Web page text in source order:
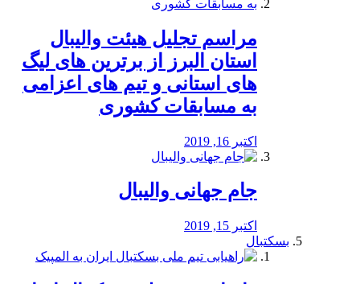
مراسم تجلیل هیئت والیبال
استان البرز از برترین های لیگ
های استانی و تیم های اعزامی
به مسابقات کشوری
اکتبر 16, 2019
جام جهانی والیبال
اکتبر 15, 2019
بسکتبال